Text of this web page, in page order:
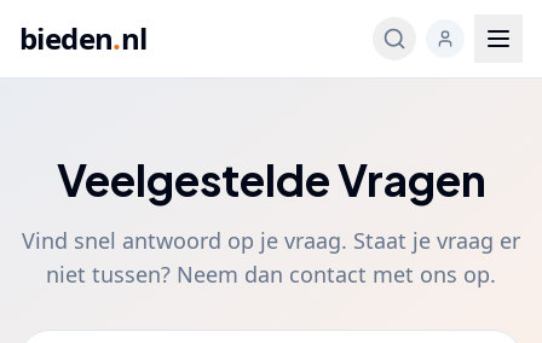
bieden.nl
Veelgestelde Vragen
Vind snel antwoord op je vraag. Staat je vraag er
niet tussen? Neem dan contact met ons op.